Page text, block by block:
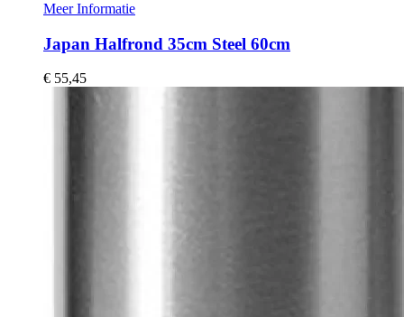
Meer Informatie
Japan Halfrond 35cm Steel 60cm
€ 55,45